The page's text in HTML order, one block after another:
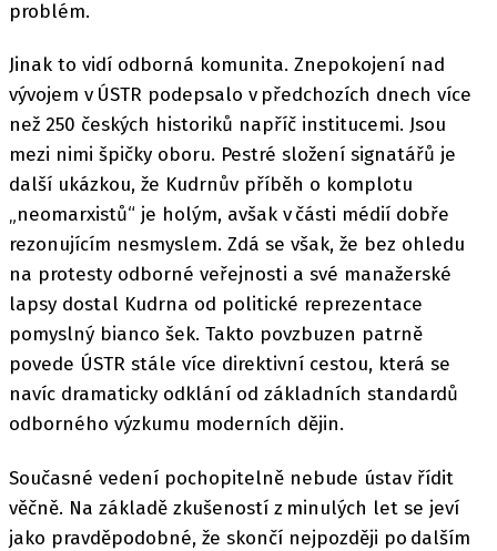
problém.
Jinak to vidí odborná komunita. Znepokojení nad
vývojem v ÚSTR podepsalo v předchozích dnech více
než 250 českých historiků napříč institucemi. Jsou
mezi nimi špičky oboru. Pestré složení signatářů je
další ukázkou, že Kudrnův příběh o komplotu
„neomarxistů“ je holým, avšak v části médií dobře
rezonujícím nesmyslem. Zdá se však, že bez ohledu
na protesty odborné veřejnosti a své manažerské
lapsy dostal Kudrna od politické reprezentace
pomyslný bianco šek. Takto povzbuzen patrně
povede ÚSTR stále více direktivní cestou, která se
navíc dramaticky odklání od základních standardů
odborného výzkumu moderních dějin.
Současné vedení pochopitelně nebude ústav řídit
věčně. Na základě zkušeností z minulých let se jeví
jako pravděpodobné, že skončí nejpozději po dalším